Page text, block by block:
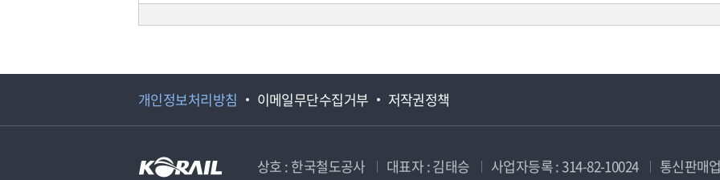
개인정보처리방침 이메일무단수집거부 저작권정책
상호 : 한국철도공사 대표자 : 김태승 사업자등록 : 314-82-10024
통신판매